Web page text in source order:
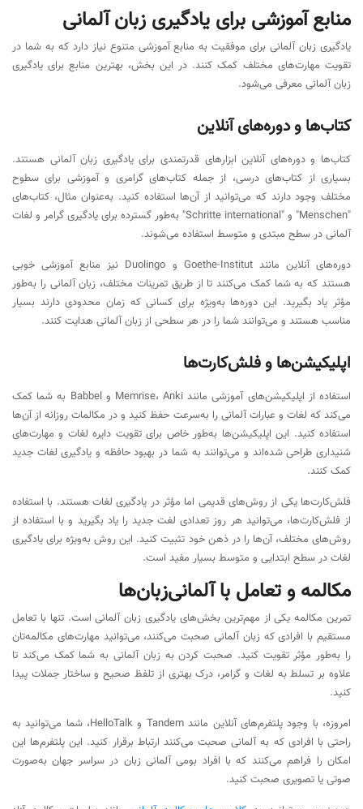
منابع آموزشی برای یادگیری زبان آلمانی
یادگیری زبان آلمانی برای موفقیت به منابع آموزشی متنوع نیاز دارد که به شما در
تقویت مهارت‌های مختلف کمک کنند. در این بخش، بهترین منابع برای یادگیری
زبان آلمانی معرفی می‌شود.
کتاب‌ها و دوره‌های آنلاین
کتاب‌ها و دوره‌های آنلاین ابزارهای قدرتمندی برای یادگیری زبان آلمانی هستند.
بسیاری از کتاب‌های درسی، از جمله کتاب‌های گرامری و آموزشی برای سطوح
مختلف وجود دارند که می‌توانید از آن‌ها استفاده کنید. به‌عنوان مثال، کتاب‌های
"Menschen" و "Schritte international" به‌طور گسترده برای یادگیری گرامر و لغات
آلمانی در سطح مبتدی و متوسط استفاده می‌شوند.
دوره‌های آنلاین مانند Goethe-Institut و Duolingo نیز منابع آموزشی خوبی
هستند که به شما کمک می‌کنند تا از طریق تمرینات مختلف، زبان آلمانی را به‌طور
مؤثر یاد بگیرید. این دوره‌ها به‌ویژه برای کسانی که زمان محدودی دارند بسیار
مناسب هستند و می‌توانند شما را در هر سطحی از زبان آلمانی هدایت کنند.
اپلیکیشن‌ها و فلش‌کارت‌ها
استفاده از اپلیکیشن‌های آموزشی مانند Memrise، Anki و Babbel به شما کمک
می‌کند که لغات و عبارات آلمانی را به‌سرعت حفظ کنید و در مکالمات روزانه از آن‌ها
استفاده کنید. این اپلیکیشن‌ها به‌طور خاص برای تقویت دایره لغات و مهارت‌های
شنیداری طراحی شده‌اند و می‌توانند به شما در بهبود حافظه و یادگیری لغات جدید
کمک کنند.
فلش‌کارت‌ها یکی از روش‌های قدیمی اما مؤثر در یادگیری لغات هستند. با استفاده
از فلش‌کارت‌ها، می‌توانید هر روز تعدادی لغت جدید را یاد بگیرید و با استفاده از
روش‌های مختلف، آن‌ها را در ذهن خود تثبیت کنید. این روش به‌ویژه برای یادگیری
لغات در سطح ابتدایی و متوسط بسیار مفید است.
مکالمه و تعامل با آلمانی‌زبان‌ها
تمرین مکالمه یکی از مهم‌ترین بخش‌های یادگیری زبان آلمانی است. تنها با تعامل
مستقیم با افرادی که زبان آلمانی صحبت می‌کنند، می‌توانید مهارت‌های مکالمه‌تان
را به‌طور مؤثر تقویت کنید. صحبت کردن به زبان آلمانی به شما کمک می‌کند تا
علاوه بر تسلط به لغات و گرامر، درک بهتری از تلفظ صحیح و ساختار جملات پیدا
کنید.
امروزه، با وجود پلتفرم‌های آنلاین مانند Tandem و HelloTalk، شما می‌توانید به
راحتی با افرادی که به آلمانی صحبت می‌کنند ارتباط برقرار کنید. این پلتفرم‌ها این
امکان را فراهم می‌کنند که با افراد بومی آلمانی زبان در سراسر جهان به‌صورت
صوتی یا تصویری صحبت کنید.